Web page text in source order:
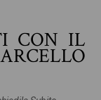
CON IL